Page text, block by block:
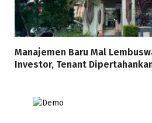
Manajemen Baru Mal
Investor, Tenant